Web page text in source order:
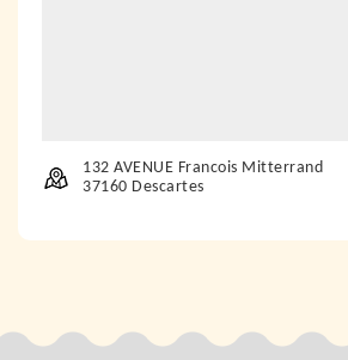
132 AVENUE Francois Mitterrand
37160 Descartes